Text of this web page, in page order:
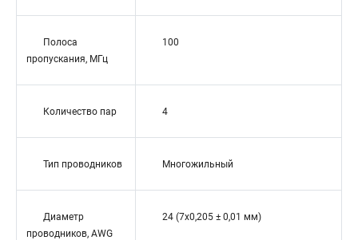
Полоса
пропускания, МГц
100
Количество пар 4
Тип проводников Многожильный
Диаметр
проводников, AWG
24 (7x0,205 ± 0,01 мм)